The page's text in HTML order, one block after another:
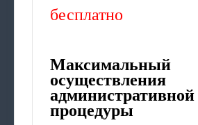
бесплатно
осуществления
административной
процедуры